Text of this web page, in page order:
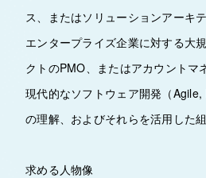
ス、またはソリューションアーキ
エンタープライズ企業に対する大
クトのPMO、またはアカウントマ
現代的なソフトウェア開発（
の理解、およびそれらを活用した
求める人物像